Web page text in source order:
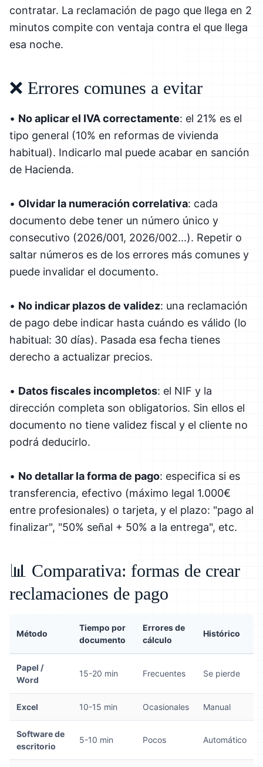
contratar. La reclamación de pago que llega en 2
minutos compite con ventaja contra el que llega
esa noche.
❌ Errores comunes a evitar
• No aplicar el IVA correctamente: el 21% es el
tipo general (10% en reformas de vivienda
habitual). Indicarlo mal puede acabar en sanción
de Hacienda.
• Olvidar la numeración correlativa: cada
documento debe tener un número único y
consecutivo (2026/001, 2026/002...). Repetir o
saltar números es de los errores más comunes y
puede invalidar el documento.
• No indicar plazos de validez: una reclamación
de pago debe indicar hasta cuándo es válido (lo
habitual: 30 días). Pasada esa fecha tienes
derecho a actualizar precios.
• Datos fiscales incompletos: el NIF y la
dirección completa son obligatorios. Sin ellos el
documento no tiene validez fiscal y el cliente no
podrá deducirlo.
• No detallar la forma de pago: especifica si es
transferencia, efectivo (máximo legal 1.000€
entre profesionales) o tarjeta, y el plazo: "pago al
finalizar", "50% señal + 50% a la entrega", etc.
📊 Comparativa: formas de crear
reclamaciones de pago
Método
Tiempo por
documento
Errores de
cálculo
Histórico
Papel /
Word
15-20 min Frecuentes Se pierde
Excel 10-15 min Ocasionales Manual
Software de
escritorio
5-10 min Pocos Automático